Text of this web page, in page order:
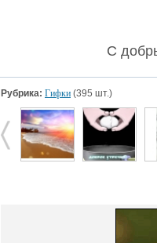
С
Рубрика: Гифки (395 шт.)